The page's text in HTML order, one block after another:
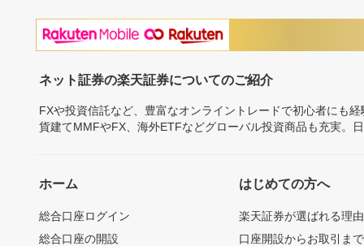
ネット証券の楽天証券についてのご紹介
FXや投資信託など、豊富なオンライントレードで初心者にも
貨建てMMFやFX、海外ETFなどグローバル投資商品も充実。
ホーム
総合口座ログイン
総合口座の開設
はじめての方へ
楽天証券が選ばれる理由
口座開設からお取引ま